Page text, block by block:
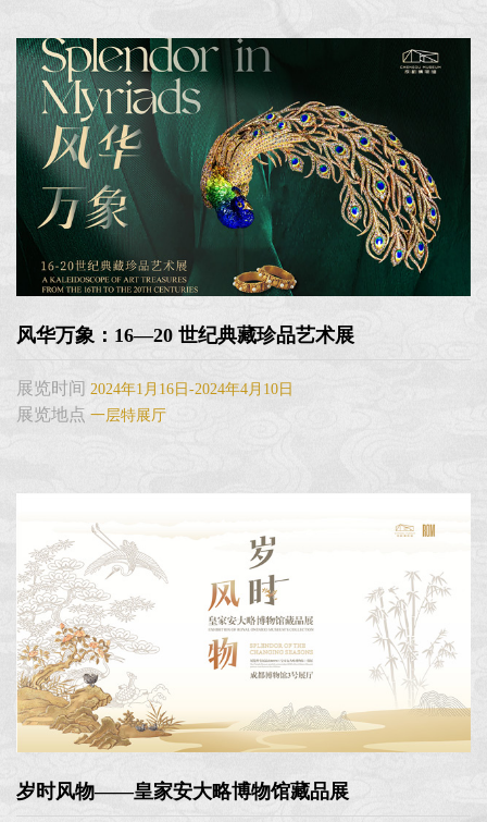
风华万象：16—20 世纪典藏珍品艺术展
展览时间 2024年1月16日-2024年4月10日
展览地点 一层特展厅
岁时风物——皇家安大略博物馆藏品展